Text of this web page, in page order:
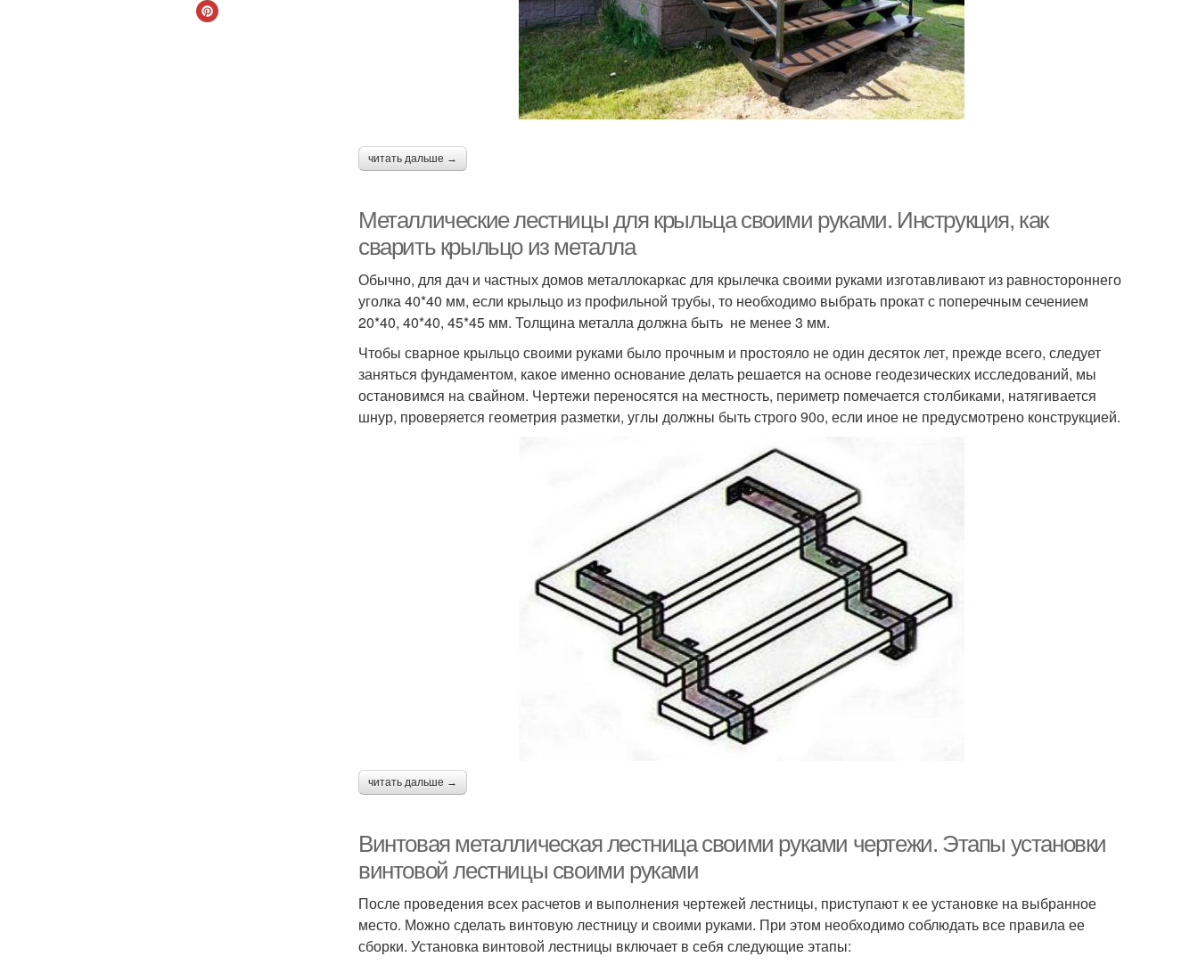
читать дальше →
Металлические лестницы для крыльца своими руками. Инструкция, как
сварить крыльцо из металла
Обычно, для дач и частных домов металлокаркас для крылечка своими руками изготавливают из равностороннего
уголка 40*40 мм, если крыльцо из профильной трубы, то необходимо выбрать прокат с поперечным сечением
20*40, 40*40, 45*45 мм. Толщина металла должна быть не менее 3 мм.
Чтобы сварное крыльцо своими руками было прочным и простояло не один десяток лет, прежде всего, следует
заняться фундаментом, какое именно основание делать решается на основе геодезических исследований, мы
остановимся на свайном. Чертежи переносятся на местность, периметр помечается столбиками, натягивается
шнур, проверяется геометрия разметки, углы должны быть строго 90о, если иное не предусмотрено конструкцией.
читать дальше →
Винтовая металлическая лестница своими руками чертежи. Этапы установки
винтовой лестницы своими руками
После проведения всех расчетов и выполнения чертежей лестницы, приступают к ее установке на выбранное
место. Можно сделать винтовую лестницу и своими руками. При этом необходимо соблюдать все правила ее
сборки. Установка винтовой лестницы включает в себя следующие этапы: